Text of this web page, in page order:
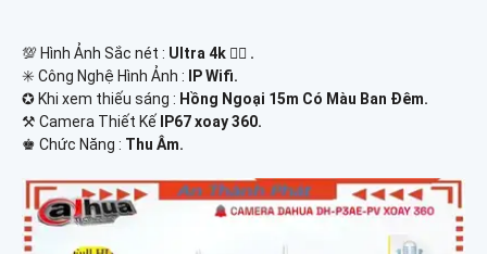
💯 Hình Ảnh Sắc nét : Ultra 4k 👍🏾 .
✳️ Công Nghệ Hình Ảnh :
IP Wifi.
✪ Khi xem thiếu sáng : Hồng Ngoại 15m Có Màu Ban Ðêm.
⚒ Camera Thiết Kế
IP67 xoay 360.
️♚ Chức Năng : Thu Âm.